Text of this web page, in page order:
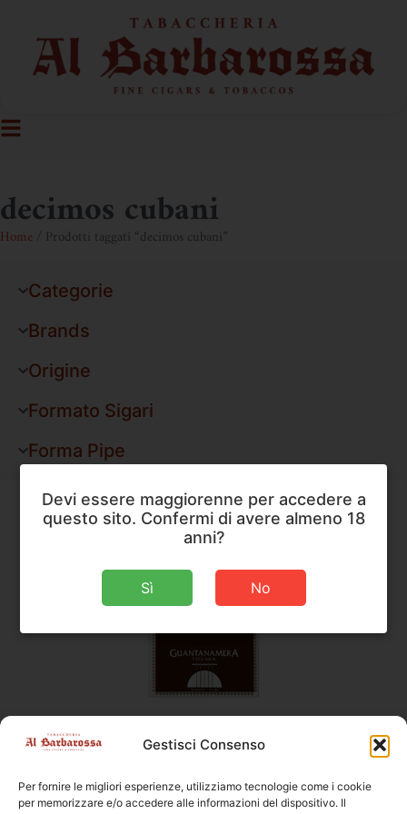
Gestisci Consenso
Per fornire le migliori esperienze, utilizziamo tecnologie come i cookie
per memorizzare e/o accedere alle informazioni del dispositivo. Il
decimos cubani
Home / Prodotti taggati “decimos cubani”
Categorie
Brands
Origine
Formato Sigari
Forma Pipe
Guantanamera
Guantanamera 5 Décimos
Dimensioni
100 × 13,5 mm
Devi essere maggiorenne per accedere a
questo sito. Confermi di avere almeno 18
anni?
Sì No